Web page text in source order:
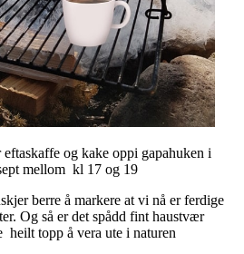
og kake oppi gapahuken i
mellom kl 17 og 19
berre å markere at vi nå er ferdige
Og så er det spådd fint haustvær
heilt topp å vera ute i naturen